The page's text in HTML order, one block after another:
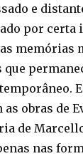
e
por certa
memórias
obras de
de
nas